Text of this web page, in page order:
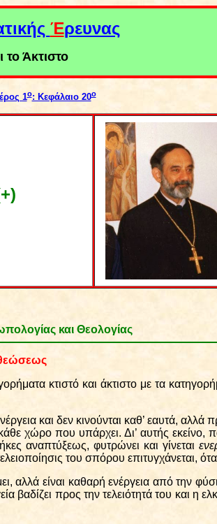
Έρευνας
το Άκτιστο
1ο: Κεφάλαιο 20ο
ίας και Θεολογίας
θεώσεως
κτιστό και άκτιστο με τα
και δεν κινούνται καθ’ εαυτά,
χώρο που υπάρχει. Δι’ αυτής εκείνο,
αναπτύξεως, φυτρώνει και γίνεται
του σπόρου επιτυγχάνεται,
είναι καθαρή ενέργεια από την
βαδίζει προς την τελειότητά του και η